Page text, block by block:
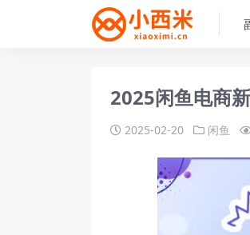
2025闲鱼电商
2025-02-20 闲鱼